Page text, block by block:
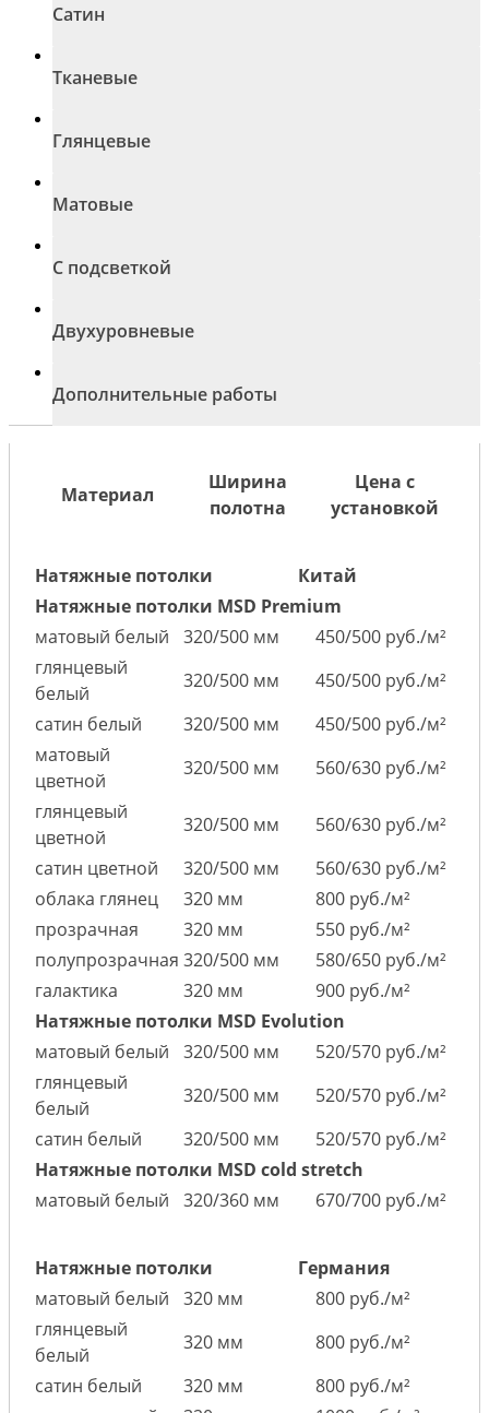
Сатин
Тканевые
Глянцевые
Матовые
С подсветкой
Двухуровневые
Дополнительные работы
Материал
Ширина
полотна
Цена с
установкой
Натяжные потолки
Китай
Натяжные потолки MSD Premium
матовый белый
320/500 мм
450/500 руб./м²
глянцевый
белый
320/500 мм
450/500 руб./м²
сатин белый
320/500 мм
450/500 руб./м²
матовый
цветной
320/500 мм
560/630 руб./м²
глянцевый
цветной
320/500 мм
560/630 руб./м²
сатин цветной
320/500 мм
560/630 руб./м²
облака глянец
320 мм
800 руб./м²
прозрачная
320 мм
550 руб./м²
полупрозрачная 320/500 мм
580/650 руб./м²
галактика
320 мм
900 руб./м²
Натяжные потолки MSD Evolution
матовый белый
320/500 мм
520/570 руб./м²
глянцевый
белый
320/500 мм
520/570 руб./м²
сатин белый
320/500 мм
520/570 руб./м²
Натяжные потолки MSD cold stretch
матовый белый
320/360 мм 670/700 руб./м²
Натяжные потолки
Германия
матовый белый
320 мм
800 руб./м²
глянцевый
белый
320 мм
800 руб./м²
сатин белый
320 мм
800 руб./м²